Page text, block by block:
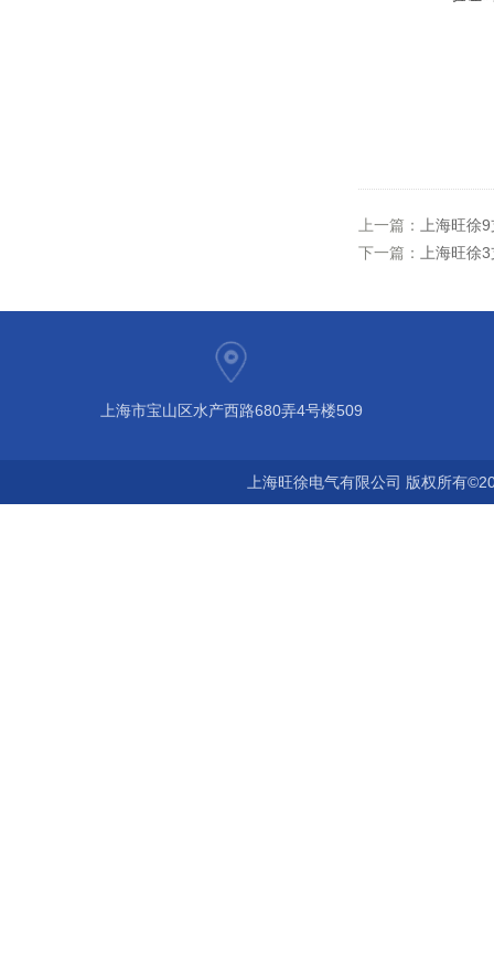
上一篇：
上海旺徐
下一篇：
上海旺徐
上海市宝山区水产西路680弄4号楼509
上海旺徐电气有限公司 版权所有